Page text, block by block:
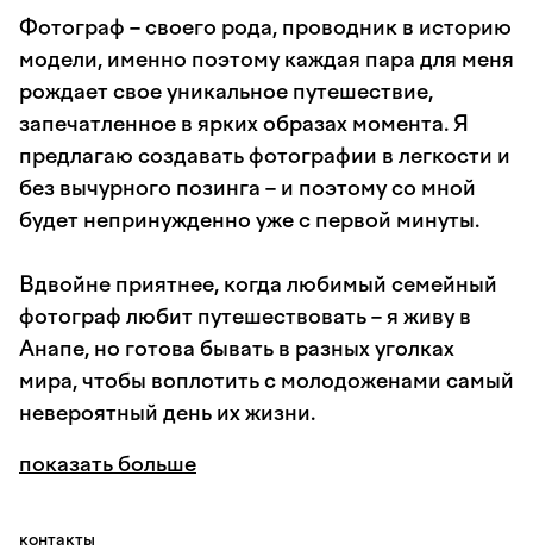
Фотограф – своего рода, проводник в историю
модели, именно поэтому каждая пара для меня
рождает свое уникальное путешествие,
запечатленное в ярких образах момента. Я
предлагаю создавать фотографии в легкости и
без вычурного позинга – и поэтому со мной
будет непринужденно уже с первой минуты.
Вдвойне приятнее, когда любимый семейный
фотограф любит путешествовать – я живу в
Анапе, но готова бывать в разных уголках
мира, чтобы воплотить с молодоженами самый
невероятный день их жизни.
показать больше
контакты